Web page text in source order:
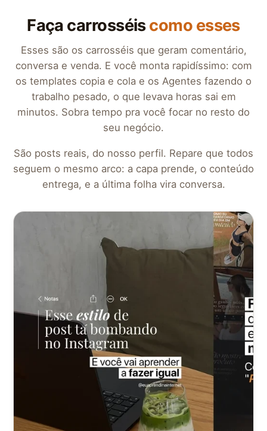
Faça carrosséiscomo esses
Esses são os carrosséis que geram comentário,
conversa e venda. E você monta rapidíssimo: com
os templates copia e cola e os Agentes fazendo o
trabalho pesado, o que levava horas sai em
minutos. Sobra tempo pra você focar no resto do
seu negócio.
São posts reais, do nosso perfil. Repare que todos
seguem o mesmo arco: a capa prende, o conteúdo
entrega, e a última folha vira conversa.